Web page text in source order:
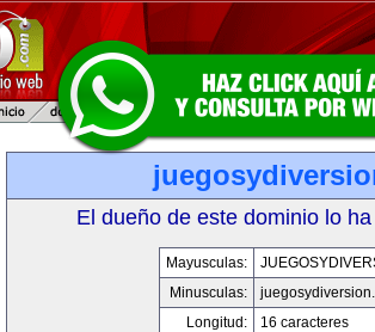
El dueño de este dominio lo
Mayusculas:
Minusculas:
Longitud:
16 caracteres